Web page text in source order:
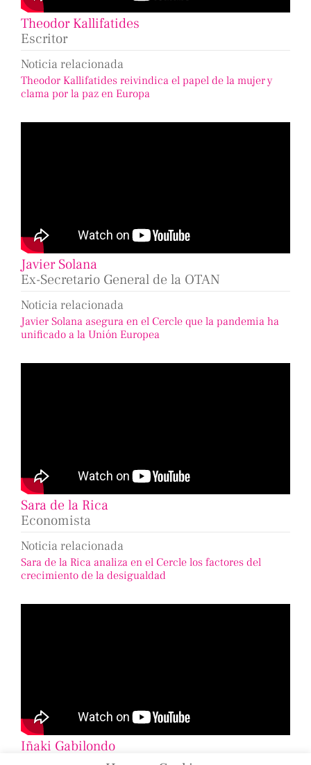
Theodor Kallifatides
Escritor
Noticia relacionada
Theodor Kallifatides reivindica el papel de la mujer y
clama por la paz en Europa
Javier Solana
Ex-Secretario General de la OTAN
Noticia relacionada
Javier Solana asegura en el Cercle que la pandemia ha
unificado a la Unión Europea
Sara de la Rica
Economista
Noticia relacionada
Sara de la Rica analiza en el Cercle los factores del
crecimiento de la desigualdad
Iñaki Gabilondo